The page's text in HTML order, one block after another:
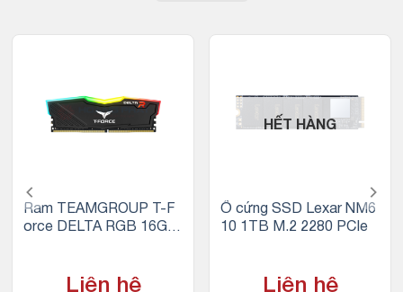
Ram TEAMGROUP T-F
orce DELTA RGB 16GB
Liên hệ
HẾT HÀNG
Ổ cứng SSD Lexar NM6
10 1TB M.2 2280 PCIe
Liên hệ